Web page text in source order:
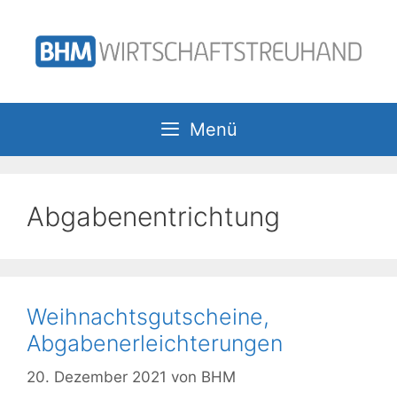
Inhalt
springen
Menü
Abgabenentrichtung
Weihnachtsgutscheine,
Abgabenerleichterungen
20. Dezember 2021 von BHM